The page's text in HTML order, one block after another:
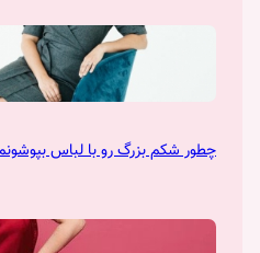
چطور شکم بزرگ رو با لباس